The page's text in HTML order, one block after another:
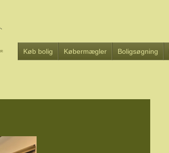
Køb bolig Købermægler Boligsøgning